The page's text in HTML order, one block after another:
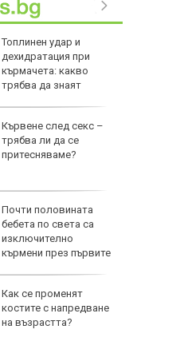
Топлинен удар и
дехидратация при
кърмачета: какво
трябва да знаят
Кървене след секс –
трябва ли да се
притесняваме?
Почти половината
бебета по света са
изключително
кърмени през първите
Как се променят
костите с напредване
на възрастта?